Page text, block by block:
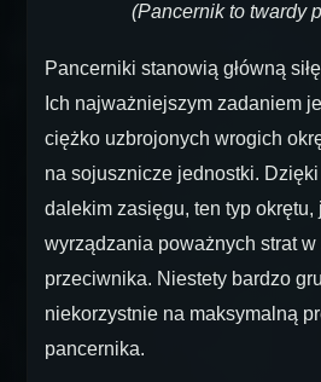
(Pancernik to twardy
Pancerniki stanowią główną
Ich najważniejszym zadaniem
ciężko uzbrojonych wrogich
na sojusznicze jednostki.
dalekim zasięgu, ten typ okrętu,
wyrządzania poważnych strat w
przeciwnika. Niestety bardzo
niekorzystnie na maksymalną
pancernika.